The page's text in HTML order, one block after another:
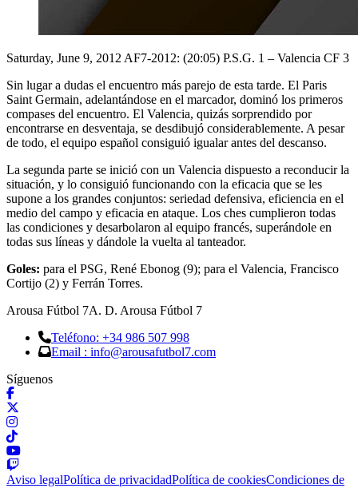
Saturday, June 9, 2012 AF7-2012: (20:05) P.S.G. 1 – Valencia CF 3
Sin lugar a dudas el encuentro más parejo de esta tarde. El Paris
Saint Germain, adelantándose en el marcador, dominó los primeros
compases del encuentro. El Valencia, quizás sorprendido por
encontrarse en desventaja, se desdibujó considerablemente. A pesar
de todo, el equipo español consiguió igualar antes del descanso.
La segunda parte se inició con un Valencia dispuesto a reconducir la
situación, y lo consiguió funcionando con la eficacia que se les
supone a los grandes conjuntos: seriedad defensiva, eficiencia en el
medio del campo y eficacia en ataque. Los ches cumplieron todas
las condiciones y desarbolaron al equipo francés, superándole en
todas sus líneas y dándole la vuelta al tanteador.
Goles: para el PSG, René Ebonog (9); para el Valencia, Francisco
Cortijo (2) y Ferrán Torres.
Arousa Fútbol 7A. D. Arousa Fútbol 7
Teléfono: +34 986 507 998
Email : info@arousafutbol7.com
Síguenos
Aviso legalPolítica de privacidadPolítica de cookiesCondiciones de